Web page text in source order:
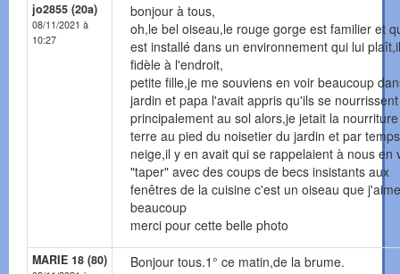
jo2855 (20a)
08/11/2021 à
10:27
bonjour à tous,
oh,le bel oiseau,le rouge gorge est familier et
est installé dans un environnement qui lui
fidèle à l'endroit,
petite fille,je me souviens en voir beaucoup
jardin et papa l'avait appris qu'ils se nourrissent
principalement au sol alors,je jetait la
terre au pied du noisetier du jardin et par
neige,il y en avait qui se rappelaient à nous en
"taper" avec des coups de becs insistants aux
fenêtres de la cuisine c'est un oiseau que j'aime
beaucoup
merci pour cette belle photo
MARIE 18 (80)
Bonjour tous.1° ce matin,de la brume.